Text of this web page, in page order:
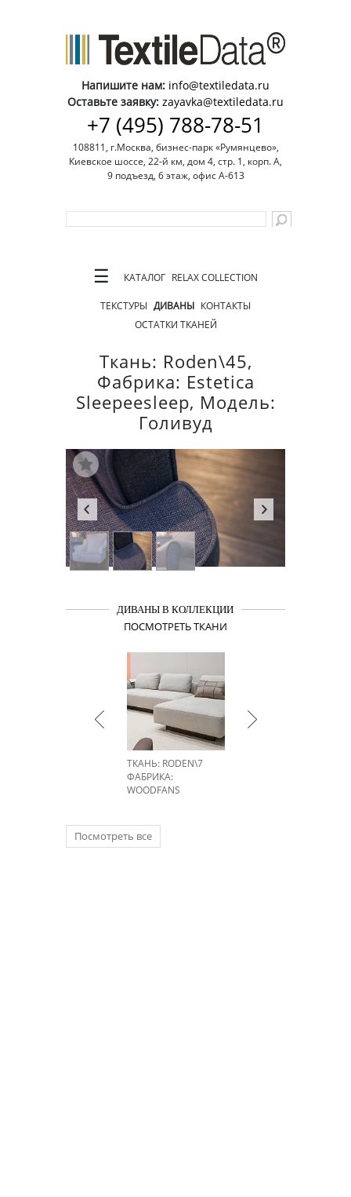
Напишите нам: info@textiledata.ru
Оставьте заявку: zayavka@textiledata.ru
+7 (495) 788-78-51
108811, г.Москва, бизнес-парк «Румянцево»,
Киевское шоссе, 22-й км, дом 4, стр. 1, корп. А,
9 подъезд, 6 этаж, офис А-613
☰ КАТАЛОГ RELAX COLLECTION
ТЕКСТУРЫ ДИВАНЫ КОНТАКТЫ
ОСТАТКИ ТКАНЕЙ
Ткань: Roden\45,
Фабрика: Estetica
Sleepeesleep, Модель:
Голивуд
ДИВАНЫ В КОЛЛЕКЦИИ
ПОСМОТРЕТЬ ТКАНИ
ТКАНЬ: RODEN\7
ФАБРИКА:
WOODFANS
Посмотреть все